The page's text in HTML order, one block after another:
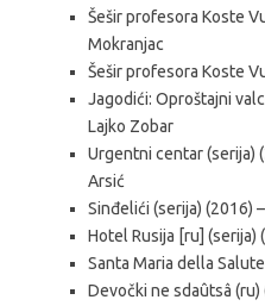
Šešir profesora Koste
Mokranjac
Šešir profesora Koste
Jagodići: Oproštajni
Lajko Zobar
Urgentni centar (serija)
Arsić
Sinđelići (serija) (2016)
Hotel Rusija [ru] (serija)
Santa Maria della
Devočki ne sdaûtsâ (ru)